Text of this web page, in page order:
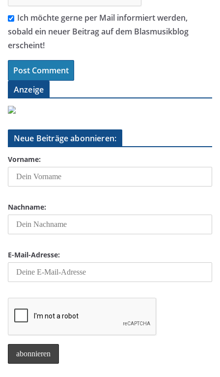
Ich möchte gerne per Mail informiert werden,
sobald ein neuer Beitrag auf dem Blasmusikblog
erscheint!
Anzeige
Neue Beiträge abonnieren:
Vorname:
Nachname:
E-Mail-Adresse: